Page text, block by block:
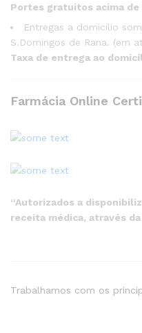
Portes gratuitos acima de
Entregas a domicílio
S.Domingos de Rana. (em
Taxa de entrega ao
Farmácia Online
“Autorizados a
receita médica, através
Trabalhamos com os